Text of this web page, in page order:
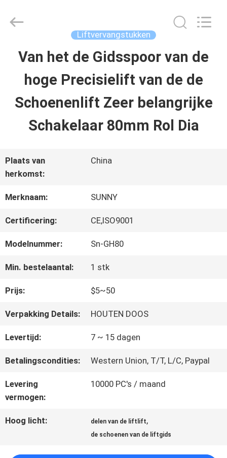
HUIS
PRODUCTEN
VIDEO'S
ONGEVEER
ONS
KWALITEITSCONTROLE
CONTACTEER
ONS
NIEUWS
GEVALLEN
SUNNY
ELEVATOR
Reserved.
Liftvervangstukken
Van het de Gidsspoor van de
hoge Precisielift van de de
Schoenenlift Zeer belangrijke
Schakelaar 80mm Rol Dia
Plaats van
herkomst:
China
Merknaam: SUNNY
Certificering: CE,ISO9001
Modelnummer: Sn-GH80
Min. bestelaantal: 1 stk
Prijs: $5~50
Verpakking Details: HOUTEN DOOS
Levertijd: 7 ~ 15 dagen
Betalingscondities: Western Union, T/T, L/C, Paypal
Levering
vermogen:
10000 PC's / maand
Hoog licht: delen van de liftlift,
de schoenen van de liftgids